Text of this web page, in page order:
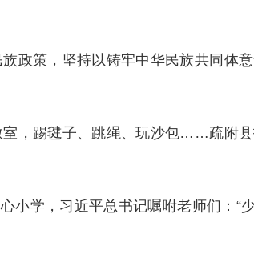
政策，坚持以铸牢中华民族共同体
室，踢毽子、跳绳、玩沙包……疏附
小学，习近平总书记嘱咐老师们：“